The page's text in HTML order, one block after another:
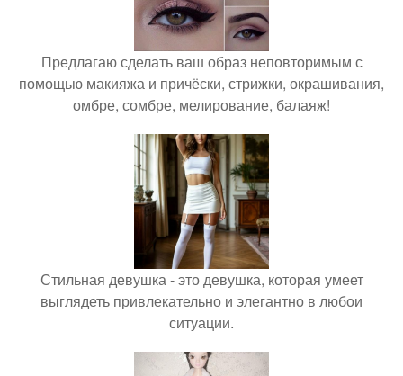
Предлагаю сделать ваш образ неповторимым с
помощью макияжа и причёски, стрижки, окрашивания,
омбре, сомбре, мелирование, балаяж!
Стильная девушка - это девушка, которая умеет
выглядеть привлекательно и элегантно в любои
ситуации.